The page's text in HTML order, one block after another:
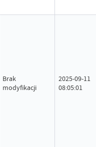
Brak
modyfikacji
2025-09-11
08:05:01